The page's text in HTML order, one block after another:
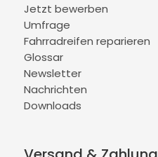
Jetzt bewerben
Umfrage
Fahrradreifen reparieren
Glossar
Newsletter
Nachrichten
Downloads